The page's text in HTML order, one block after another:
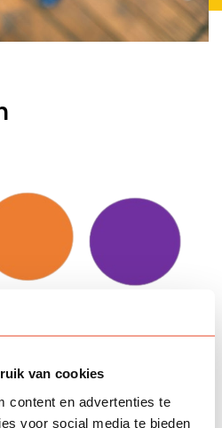
van cookies
content en advertenties te
voor social media te bieden